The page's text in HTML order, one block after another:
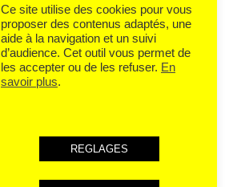
Ce site utilise des cookies pour vous
proposer des contenus adaptés, une
aide à la navigation et un suivi
d’audience. Cet outil vous permet de
les accepter ou de les refuser. En
savoir plus.
REGLAGES